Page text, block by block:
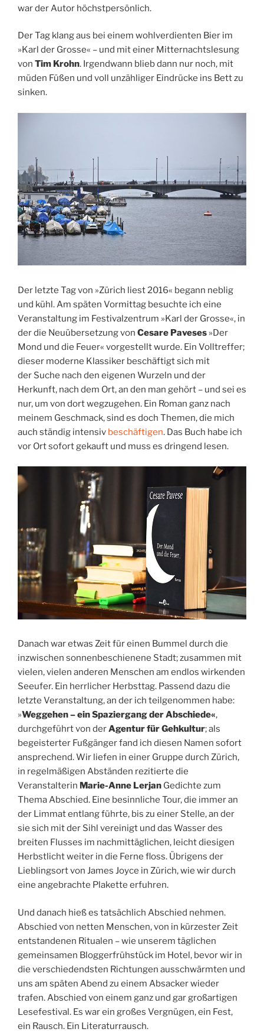
war der Autor höchstpersönlich.
Der Tag klang aus bei einem wohlverdienten Bier im
»Karl der Grosse« – und mit einer Mitternachtslesung
von Tim Krohn. Irgendwann blieb dann nur noch, mit
müden Füßen und voll unzähliger Eindrücke ins Bett zu
sinken.
Der letzte Tag von »Zürich liest 2016« begann neblig
und kühl. Am späten Vormittag besuchte ich eine
Veranstaltung im Festivalzentrum »Karl der Grosse«, in
der die Neuübersetzung von Cesare Paveses »Der
Mond und die Feuer« vorgestellt wurde. Ein Volltreffer;
dieser moderne Klassiker beschäftigt sich mit
der Suche nach den eigenen Wurzeln und der
Herkunft, nach dem Ort, an den man gehört – und sei es
nur, um von dort wegzugehen. Ein Roman ganz nach
meinem Geschmack, sind es doch Themen, die mich
auch ständig intensiv beschäftigen. Das Buch habe ich
vor Ort sofort gekauft und muss es dringend lesen.
Danach war etwas Zeit für einen Bummel durch die
inzwischen sonnenbeschienene Stadt; zusammen mit
vielen, vielen anderen Menschen am endlos wirkenden
Seeufer. Ein herrlicher Herbsttag. Passend dazu die
letzte Veranstaltung, an der ich teilgenommen habe:
»Weggehen – ein Spaziergang der Abschiede«,
durchgeführt von derAgentur für Gehkultur; als
begeisterter Fußgänger fand ich diesen Namen sofort
ansprechend. Wir liefen in einer Gruppe durch Zürich,
in regelmäßigen Abständen rezitierte die
Veranstalterin Marie-Anne Lerjan Gedichte zum
Thema Abschied. Eine besinnliche Tour, die immer an
der Limmat entlang führte, bis zu einer Stelle, an der
sie sich mit der Sihl vereinigt und das Wasser des
breiten Flusses im nachmittäglichen, leicht diesigen
Herbstlicht weiter in die Ferne floss. Übrigens der
Lieblingsort von James Joyce in Zürich, wie wir durch
eine angebrachte Plakette erfuhren.
Und danach hieß es tatsächlich Abschied nehmen.
Abschied von netten Menschen, von in kürzester Zeit
entstandenen Ritualen – wie unserem täglichen
gemeinsamen Bloggerfrühstück im Hotel, bevor wir in
die verschiedendsten Richtungen ausschwärmten und
uns am späten Abend zu einem Absacker wieder
trafen. Abschied von einem ganz und gar großartigen
Lesefestival. Es war ein großes Vergnügen, ein Fest,
ein Rausch. Ein Literaturrausch.